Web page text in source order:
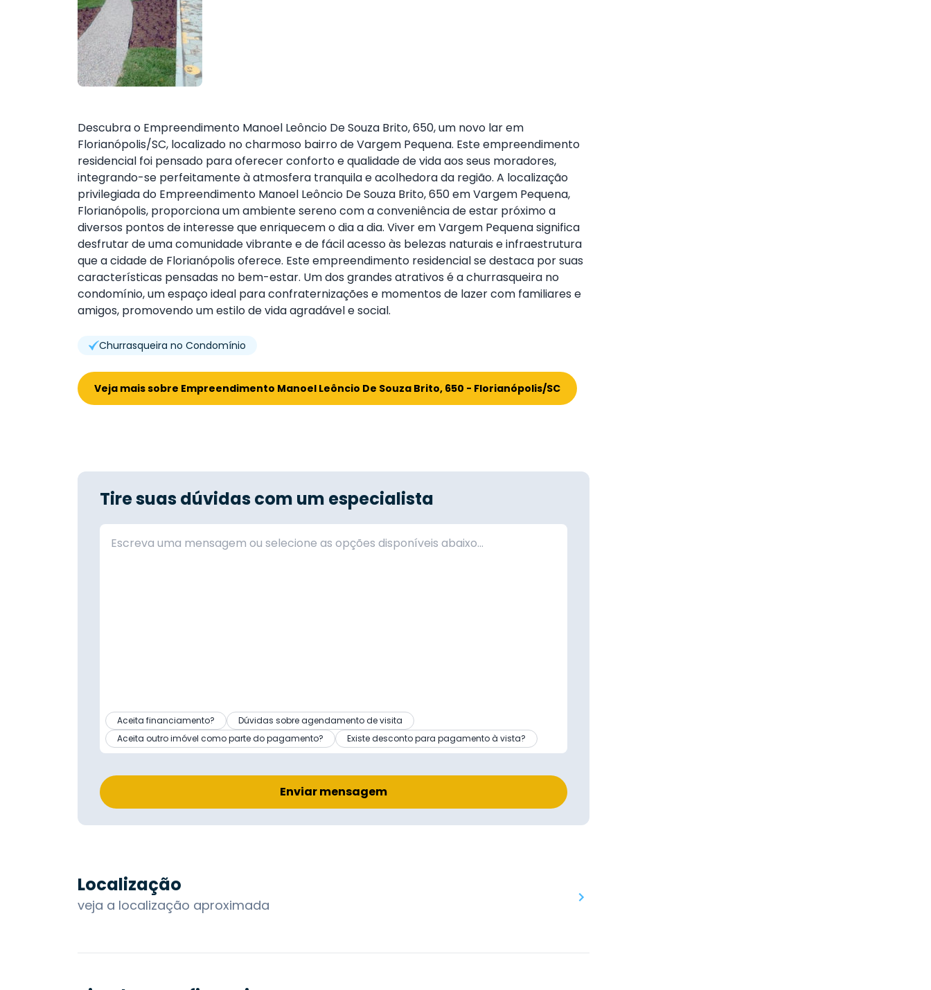
Descubra o Empreendimento Manoel Leôncio De Souza Brito, 650, um novo lar em
Florianópolis/SC, localizado no charmoso bairro de Vargem Pequena. Este empreendimento
residencial foi pensado para oferecer conforto e qualidade de vida aos seus moradores,
integrando-se perfeitamente à atmosfera tranquila e acolhedora da região. A localização
privilegiada do Empreendimento Manoel Leôncio De Souza Brito, 650 em Vargem Pequena,
Florianópolis, proporciona um ambiente sereno com a conveniência de estar próximo a
diversos pontos de interesse que enriquecem o dia a dia. Viver em Vargem Pequena significa
desfrutar de uma comunidade vibrante e de fácil acesso às belezas naturais e infraestrutura
que a cidade de Florianópolis oferece. Este empreendimento residencial se destaca por suas
características pensadas no bem-estar. Um dos grandes atrativos é a churrasqueira no
condomínio, um espaço ideal para confraternizações e momentos de lazer com familiares e
amigos, promovendo um estilo de vida agradável e social.
Churrasqueira no Condomínio
Veja mais sobre Empreendimento Manoel Leôncio De Souza Brito, 650 - Florianópolis/SC
Tire suas dúvidas com um especialista
Aceita financiamento?
Dúvidas sobre agendamento de visita
Aceita outro imóvel como parte do pagamento?
Existe desconto para pagamento à vista?
Enviar mensagem
Localização
veja a localização aproximada